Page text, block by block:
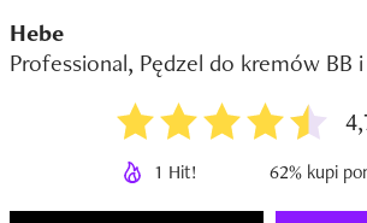
Hebe
Professional, Pędzel do kremów BB i
1 Hit! 62% kupi